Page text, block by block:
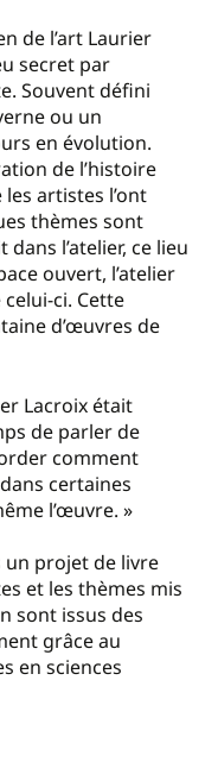
de l’art Laurier
secret par
Souvent défini
ou un
en évolution.
de l’histoire
artistes l’ont
thèmes sont
l’atelier, ce lieu
ouvert, l’atelier
ci. Cette
d’œuvres de
Lacroix était
de parler de
comment
certaines
l’œuvre. »
un projet de livre
et les thèmes mis
sont issus des
grâce au
en sciences